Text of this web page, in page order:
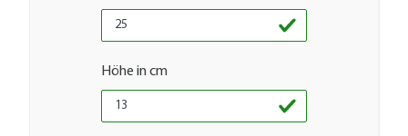
Höhe in cm